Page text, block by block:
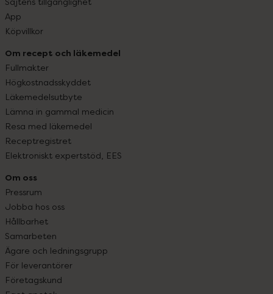
App
Köpvillkor
Om recept och läkemedel
Fullmakter
Högkostnadsskyddet
Läkemedelsutbyte
Lämna in gammal medicin
Resa med läkemedel
Receptregistret
Elektroniskt expertstöd, EES
Om oss
Pressrum
Jobba hos oss
Hållbarhet
Samarbeten
Ägare och ledningsgrupp
För leverantörer
Företagskund